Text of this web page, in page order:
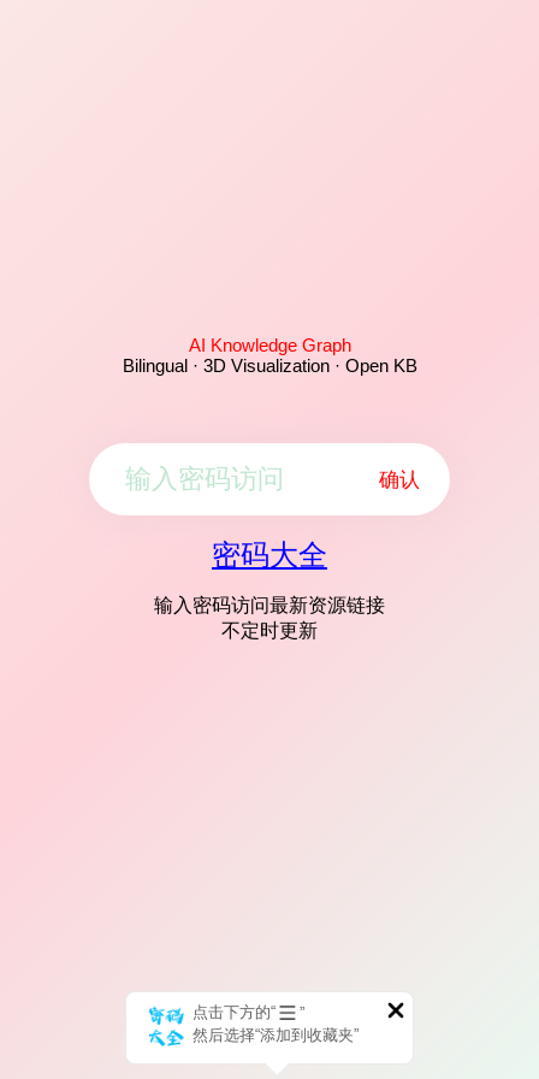
AI Knowledge Graph
Bilingual · 3D Visualization · Open KB
确认
密码大全
输入密码访问最新资源链接
不定时更新
点击下方的“
”
然后选择“添加到收藏夹”